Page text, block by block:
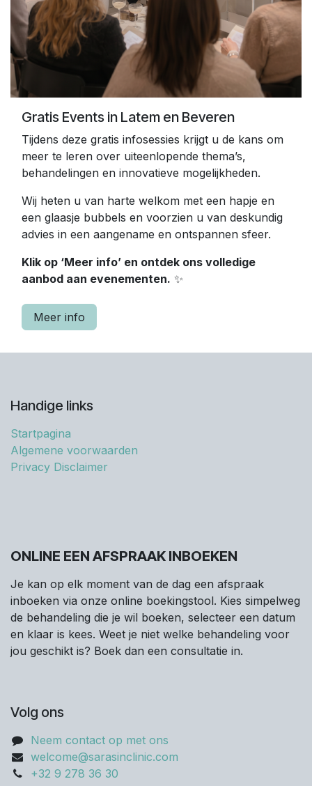
Gratis Events in Latem en Beveren
Tijdens deze gratis infosessies krijgt u de kans om
meer te leren over uiteenlopende thema’s,
behandelingen en innovatieve mogelijkheden.
Wij heten u van harte welkom met een hapje en
een glaasje bubbels en voorzien u van deskundig
advies in een aangename en ontspannen sfeer.
Klik op ‘Meer info’ en ontdek ons volledige
aanbod aan evenementen. ✨
Meer info
Handige links
Startpagina
Algemene voorwaarden
Privacy Disclaimer
ONLINE EEN AFSPRAAK INBOEKEN
Je kan op elk moment van de dag een afspraak
inboeken via onze online boekingstool. Kies simpelweg
de behandeling die je wil boeken, selecteer een datum
en klaar is kees. Weet je niet welke behandeling voor
jou geschikt is? Boek dan een consultatie in.
Volg ons
Neem contact op met ons
welcome@sarasinclinic.com
+32 9 278 36 30